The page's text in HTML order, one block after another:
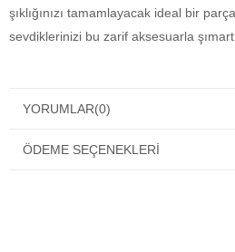
şıklığınızı tamamlayacak ideal bir
sevdiklerinizi bu zarif aksesuarla
YORUMLAR(0)
ÖDEME SEÇENEKLERI